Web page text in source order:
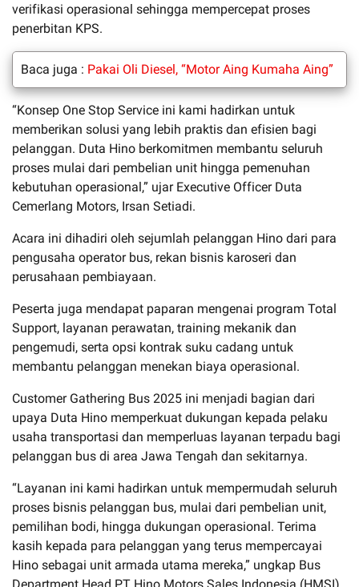
verifikasi operasional sehingga mempercepat proses
penerbitan KPS.
Baca juga : Pakai Oli Diesel, “Motor Aing Kumaha Aing”
“Konsep One Stop Service ini kami hadirkan untuk
memberikan solusi yang lebih praktis dan efisien bagi
pelanggan. Duta Hino berkomitmen membantu seluruh
proses mulai dari pembelian unit hingga pemenuhan
kebutuhan operasional,” ujar Executive Officer Duta
Cemerlang Motors, Irsan Setiadi.
Acara ini dihadiri oleh sejumlah pelanggan Hino dari para
pengusaha operator bus, rekan bisnis karoseri dan
perusahaan pembiayaan.
Peserta juga mendapat paparan mengenai program Total
Support, layanan perawatan, training mekanik dan
pengemudi, serta opsi kontrak suku cadang untuk
membantu pelanggan menekan biaya operasional.
Customer Gathering Bus 2025 ini menjadi bagian dari
upaya Duta Hino memperkuat dukungan kepada pelaku
usaha transportasi dan memperluas layanan terpadu bagi
pelanggan bus di area Jawa Tengah dan sekitarnya.
“Layanan ini kami hadirkan untuk mempermudah seluruh
proses bisnis pelanggan bus, mulai dari pembelian unit,
pemilihan bodi, hingga dukungan operasional. Terima
kasih kepada para pelanggan yang terus mempercayai
Hino sebagai unit armada utama mereka,” ungkap Bus
Department Head PT Hino Motors Sales Indonesia (HMSI),